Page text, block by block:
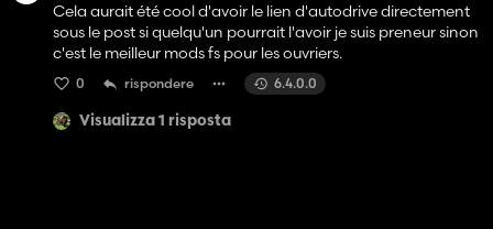
Cela aurait été cool d'avoir le lien d'autodrive directement
sous le post si quelqu'un pourrait l'avoir je suis preneur sinon
c'est le meilleur mods fs pour les ouvriers.
0 rispondere 6.4.0.0
Visualizza 1 risposta